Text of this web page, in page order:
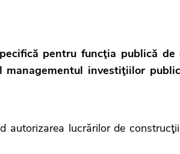
pentru funcţia publică
investiţiilor
autorizarea lucrărilor de